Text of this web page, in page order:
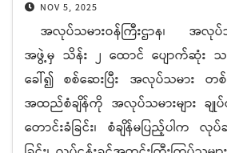
NOV 5, 2025
အလုပ်သမားဝန်ကြီးဌာန၊ အလုပ်သမ
အဖွဲ့မှ သိန်း ၂ ထောင် ပျောက်ဆုံ
ခေါ်၍ စစ်ဆေးပြီး အလုပ်သမား တစ်
အထည်စံချိန်ကို အလုပ်သမားများ
တောင်းခံခြင်း၊ စံချိန်မပြည့်ပါက